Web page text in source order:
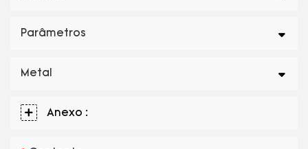
Parâmetros
Metal
Anexo :